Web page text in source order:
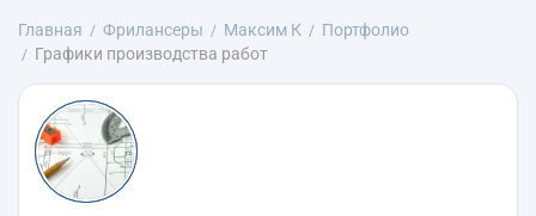
Главная Фрилансеры Максим К
Портфолио
Графики производства работ